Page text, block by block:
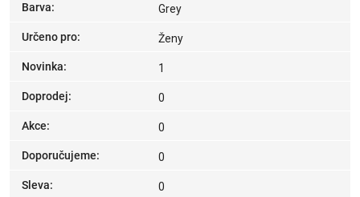
Barva: Grey
Určeno pro: Ženy
Novinka: 1
Doprodej: 0
Akce: 0
Doporučujeme: 0
Sleva: 0